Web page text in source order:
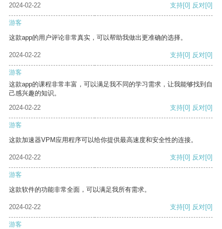
2024-02-22 支持[0] 反对[0]
游客
这款app的用户评论非常真实，可以帮助我做出更准确的选择。
2024-02-22 支持[0] 反对[0]
游客
这款app的课程非常丰富，可以满足我不同的学习需求，让我能够找到自
己感兴趣的知识。
2024-02-22
支持[0] 反对[0]
游客
这款加速器VPM应用程序可以给你提供最高速度和安全性的连接。
2024-02-22 支持[0] 反对[0]
游客
这款软件的功能非常全面，可以满足我所有需求。
2024-02-22 支持[0] 反对[0]
游客